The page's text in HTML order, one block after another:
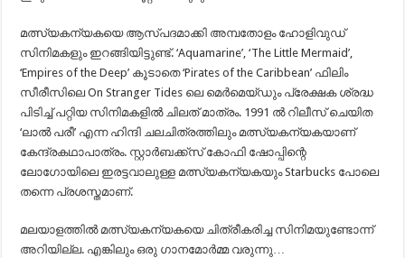
മത്സ്യകന്യകയെ ആസ്പദമാക്കി അമ്പതോളം ഹോളിവുഡ്‌
സിനിമകളും ഇറങ്ങിയിട്ടുണ്ട്‌. ‘Aquamarine’, ‘The Little Mermaid’,
‘Empires of the Deep’ കൂടാതെ ‘Pirates of the Caribbean’ ഫിലിം
സീരീസിലെ On Stranger Tides ലെ മെർമെയ്‌ഡും പ്രേക്ഷക ശ്രദ്ധ
പിടിച്ച്‌ പറ്റിയ സിനിമകളിൽ ചിലത്‌ മാത്രം. 1991 ൽ റിലീസ്‌ ചെയിത
‘ലാൽ പരീ’ എന്ന ഹിന്ദി ചലചിത്രത്തിലും മത്സ്യകന്യകയാണ്‌
കേന്ദ്രകഥാപാത്രം. സ്റ്റാർബക്ക്സ്‌ കോഫി ഷോപ്പിന്റെ
ലോഗോയിലെ ഇരട്ടവാലുള്ള മത്സ്യകന്യകയും Starbucks പോലെ
തന്നെ പ്രശസ്തമാണ്‌.
മലയാളത്തിൽ മത്സ്യകന്യകയെ ചിത്രീകരിച്ച സിനിമയുണ്ടോന്ന്
അറിയില്ല. എങ്കിലും ഒരു ഗാനമോർമ്മ വരുന്നു…